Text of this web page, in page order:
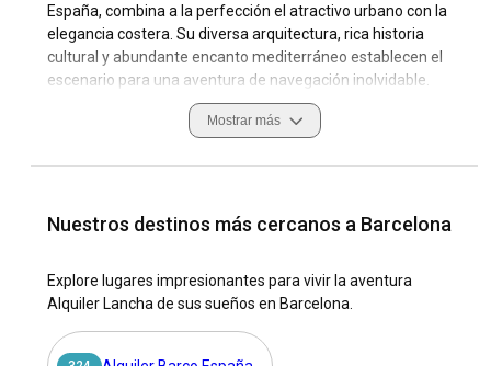
España, combina a la perfección el atractivo urbano con la
elegancia costera. Su diversa arquitectura, rica historia
cultural y abundante encanto mediterráneo establecen el
escenario para una aventura de navegación inolvidable.
Proporcionando una mezcla única de vida urbana bulliciosa
y un retiro sereno junto al mar, Barcelona es atractiva para
extensa costa de la ciudad, el excelente clima y los
imperdible en cualquier itinerario de navegación. Para
barco a motor.
Alquilar un barco a motor en Barcelona te permite explorar
el pintoresco frente marítimo de la ciudad y te da acceso a
Mostrar más
Nuestros destinos más cercanos a Barcelona
Explore lugares impresionantes para vivir la aventura
Alquiler Lancha de sus sueños en Barcelona.